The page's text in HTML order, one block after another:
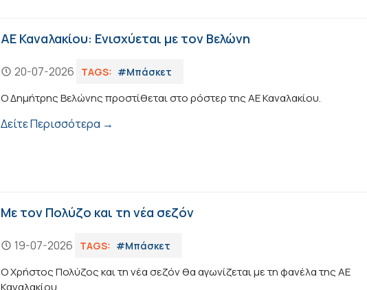
ΑΕ Καναλακίου: Ενισχύεται με τον Βελώνη
20-07-2026 TAGS: #Μπάσκετ
Ο Δημήτρης Βελώνης προστίθεται στο ρόστερ της ΑΕ Καναλακίου.
Δείτε Περισσότερα →
Με τον Πολύζο και τη νέα σεζόν
19-07-2026 TAGS: #Μπάσκετ
Ο Χρήστος Πολύζος και τη νέα σεζόν θα αγωνίζεται με τη φανέλα της ΑΕ
Καναλακίου.